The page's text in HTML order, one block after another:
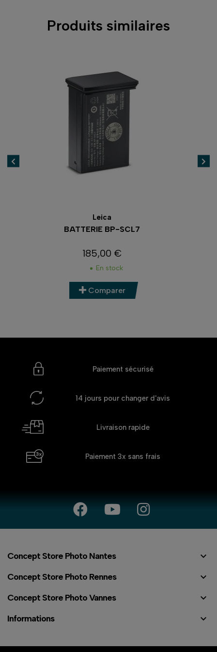
Produits similaires
Panasonic
BATTERIE DMW-BLF19E
Prix
69,00 €
En stock
Comparer
Paiement sécurisé
14 jours pour changer d'avis
Livraison rapide
Paiement 3x sans frais
Concept Store Photo Nantes 
Concept Store Photo Rennes 
Concept Store Photo Vannes 
Informations 